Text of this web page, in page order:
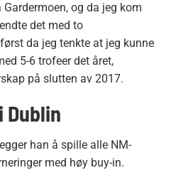
og da jeg kom
det med to
da jeg tenkte at jeg kunne
5-6 trofeer det året,
på slutten av 2017.
Dublin
han å spille alle NM-
med høy buy-in.